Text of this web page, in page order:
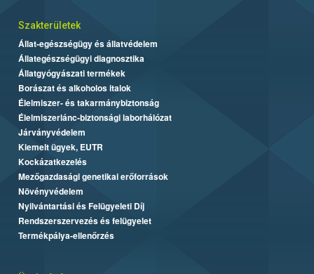
Szakterületek
Állat-egészségügy és állatvédelem
Állategészségügyi diagnosztika
Állatgyógyászati termékek
Borászat és alkoholos italok
Élelmiszer- és takarmánybiztonság
Élelmiszerlánc-biztonsági laborhálózat
Járványvédelem
Kiemelt ügyek, EUTR
Kockázatkezelés
Mezőgazdasági genetikai erőforrások
Növényvédelem
Nyilvántartási és Felügyeleti Díj
Rendszerszervezés és felügyelet
Termékpálya-ellenőrzés